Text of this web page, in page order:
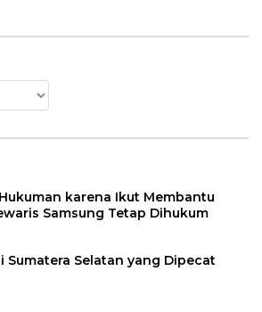
karena Ikut Membantu
Samsung Tetap Dihukum
Sumatera Selatan yang Dipecat